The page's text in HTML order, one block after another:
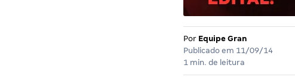
Por Equipe Gran
Publicado em 11/09/14
1 min. de leitura